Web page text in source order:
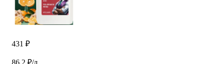
431 ₽
86.2 ₽/л